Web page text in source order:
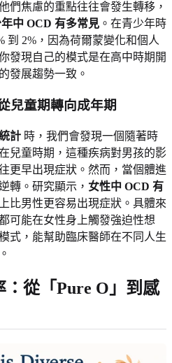
們焦慮的重點往往會發生轉移，
中 OCD 有多常見 。在青少年時
到 2%，因為荷爾蒙變化和個人
發現自己的模式是在高中時期開
發展趨勢一致。
兒童期轉向成年期
計 時，我們會發現一個隨著時
兒童時期，這種疾病對男孩的影
更早出現症狀。然而，當個體進
轉。研究顯示， 女性中 OCD 有
比男性更容易出現症狀。具體來
可能在女性身上觸發強迫性想
式，能幫助臨床醫師在不同人生
：從「Pure O」到感